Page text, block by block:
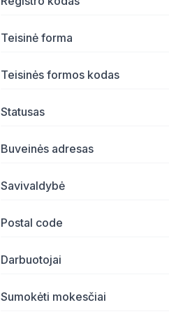
Teisinė forma
Teisinės formos kodas
Statusas
Buveinės adresas
Savivaldybė
Postal code
Darbuotojai
Sumokėti mokesčiai